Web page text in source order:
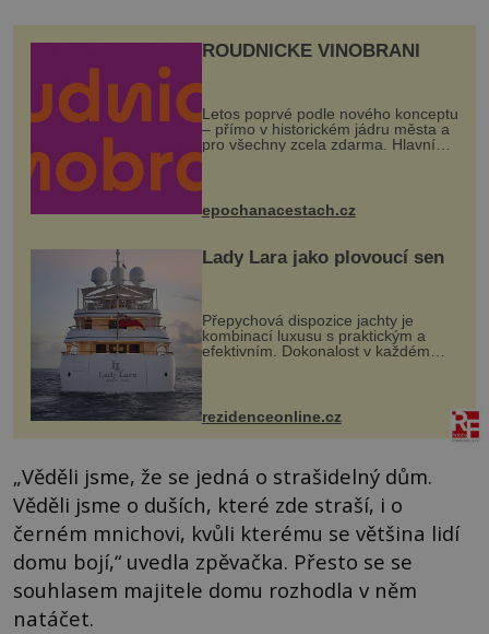
ROUDNICKÉ VINOBRANÍ
Letos poprvé podle nového konceptu
– přímo v historickém jádru města a
pro všechny zcela zdarma. Hlavní
program se odehraje na Karlově a
mohou těšit na víno, burčák, pes...
epochanacestach.cz
Lady Lara jako plovoucí sen
Přepychová dispozice jachty je
kombinací luxusu s praktickým a
efektivním. Dokonalost v každém
detailu představuje značka Fendi
Casa, kterou byly vybaveny její
paluby. Monacký přístav nabízí
každoročn...
rezidenceonline.cz
„Věděli jsme, že se jedná o strašidelný dům.
Věděli jsme o duších, které zde straší, i o
černém mnichovi, kvůli kterému se většina lidí
domu bojí,“ uvedla zpěvačka. Přesto se se
souhlasem majitele domu rozhodla v něm
natáčet.